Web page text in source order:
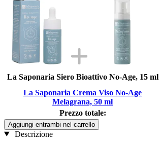
La Saponaria Siero Bioattivo No-Age, 15 ml
La Saponaria Crema Viso No-Age
Melagrana, 50 ml
Prezzo totale:
Aggiungi entrambi nel carrello
Descrizione